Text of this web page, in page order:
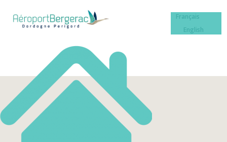
Français
English